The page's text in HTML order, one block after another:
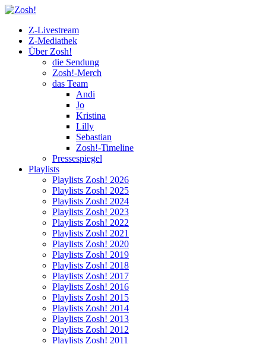
Z-Livestream
Z-Mediathek
Über Zosh!
die Sendung
Zosh!-Merch
das Team
Andi
Jo
Kristina
Lilly
Sebastian
Zosh!-Timeline
Pressespiegel
Playlists
Playlists Zosh! 2026
Playlists Zosh! 2025
Playlists Zosh! 2024
Playlists Zosh! 2023
Playlists Zosh! 2022
Playlists Zosh! 2021
Playlists Zosh! 2020
Playlists Zosh! 2019
Playlists Zosh! 2018
Playlists Zosh! 2017
Playlists Zosh! 2016
Playlists Zosh! 2015
Playlists Zosh! 2014
Playlists Zosh! 2013
Playlists Zosh! 2012
Playlists Zosh! 2011